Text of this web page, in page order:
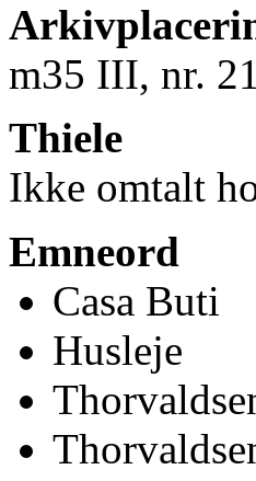
m35 III, nr. 21
Thiele
Ikke omtalt
Emneord
Casa Buti
Husleje